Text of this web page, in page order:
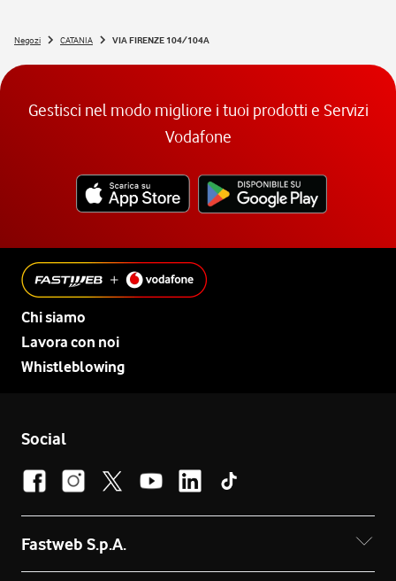
Negozi CATANIA VIA FIRENZE 104/104A
Gestisci nel modo migliore i tuoi prodotti e Servizi
Vodafone
Chi siamo
Lavora con noi
Whistleblowing
Social
Fastweb S.p.A.